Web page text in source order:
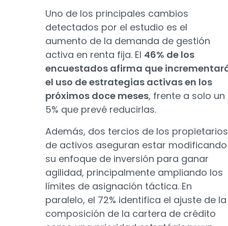
Uno de los principales cambios
detectados por el estudio es el
aumento de la demanda de gestión
activa en renta fija. El 46% de los
encuestados afirma que
el uso de estrategias activas en los
próximos doce meses, frente a solo un
5% que prevé reducirlas.
Además, dos tercios de los propietarios
de activos aseguran estar modificando
su enfoque de inversión para ganar
agilidad, principalmente ampliando los
límites de asignación táctica. En
paralelo, el 72% identifica el ajuste de la
composición de la cartera de crédito